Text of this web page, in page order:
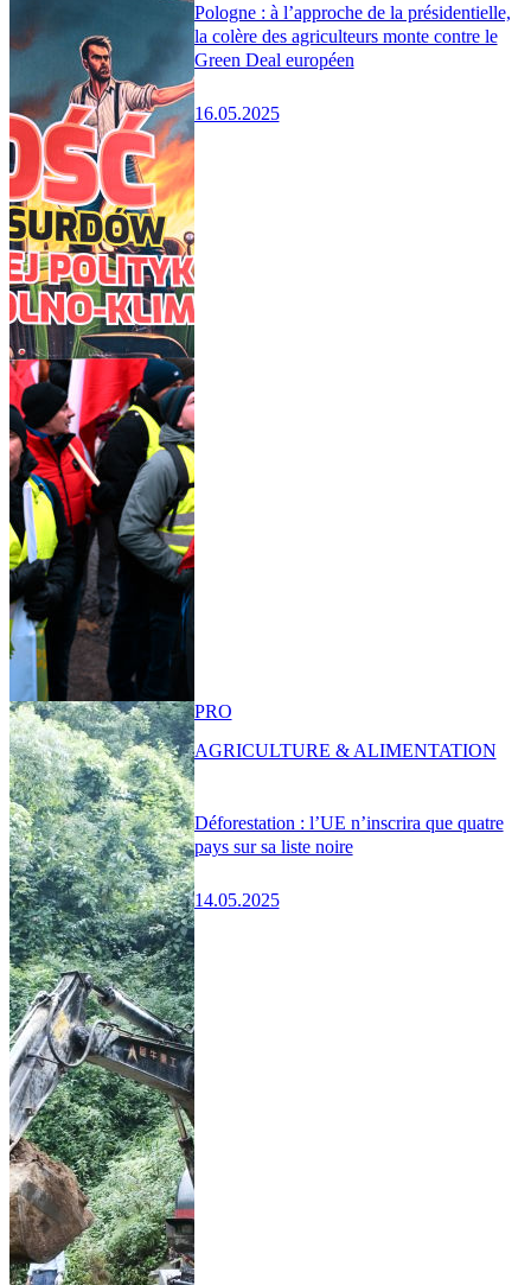
Pologne : à l’approche de la présidentielle,
la colère des agriculteurs monte contre le
Green Deal européen
16.05.2025
Déforestation : l’UE n’inscrira que quatre
pays sur sa liste noire
14.05.2025
PRO
AGRICULTURE & ALIMENTATION